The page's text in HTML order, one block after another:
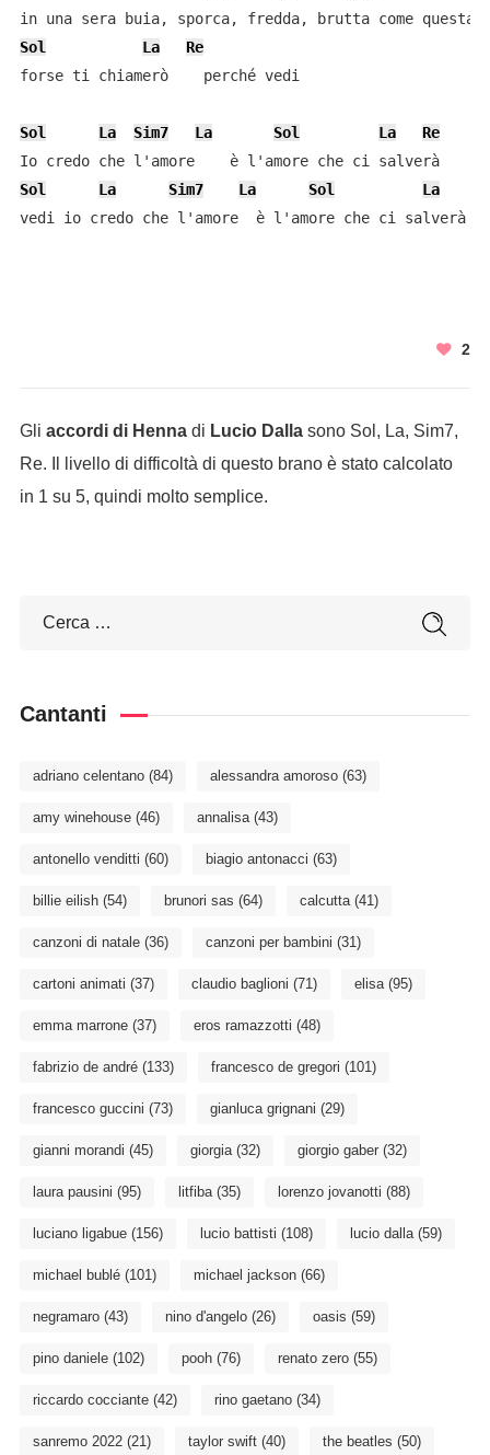
Sol
La
Re
forse ti chiamerò    perché vedi
Sol La Sim7 La Sol La
Re
Io credo che l'amore    è l'amore che ci salverà
Sol
La Sim7 La Sol La
vedi io credo che l'amore  è l'amore che ci salverà
2
Gli accordi di Hennadi Lucio Dallasono Sol, La, Sim7,
Re. Il livello di difficoltà di questo brano è stato calcolato
in 1 su 5, quindi molto semplice.
Cantanti
adriano celentano(84) alessandra amoroso(63)
amy winehouse(46) annalisa(43)
antonello venditti (60) biagio antonacci (63)
billie eilish(54) brunori sas (64) calcutta(41)
canzoni di natale(36) canzoni per bambini (31)
cartoni animati (37) claudio baglioni (71) elisa(95)
emma marrone(37) eros ramazzotti (48)
fabrizio de andré(133) francesco de gregori (101)
francesco guccini (73) gianluca grignani (29)
gianni morandi (45) giorgia(32) giorgio gaber(32)
laura pausini (95) litfiba(35) lorenzo jovanotti (88)
luciano ligabue(156) lucio battisti (108) lucio dalla(59)
michael bublé(101) michael jackson(66)
negramaro(43) nino d'angelo(26) oasis (59)
pino daniele(102) pooh(76) renato zero(55)
riccardo cocciante(42) rino gaetano(34)
sanremo 2022(21) taylor swift(40) the beatles (50)